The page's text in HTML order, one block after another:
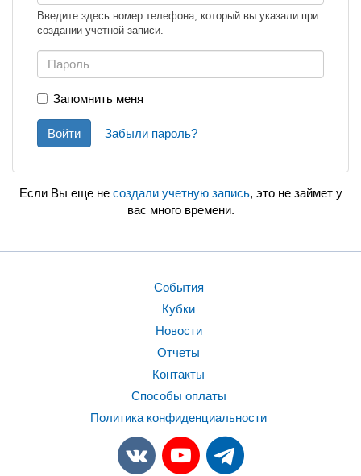
Введите здесь номер телефона, который вы указали при
создании учетной записи.
Запомнить меня
Войти Забыли пароль?
Если Вы еще не создали учетную запись, это не займет у
вас много времени.
События
Кубки
Новости
Отчеты
Контакты
Способы оплаты
Политика конфиденциальности